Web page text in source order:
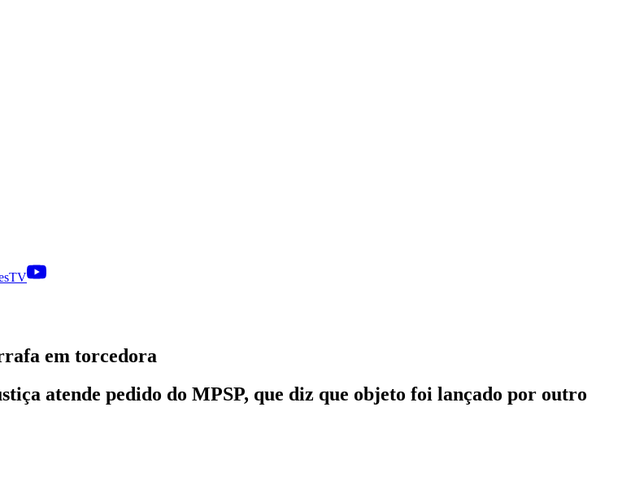
em torcedora
atende pedido do MPSP, que diz que objeto foi lançado por outro